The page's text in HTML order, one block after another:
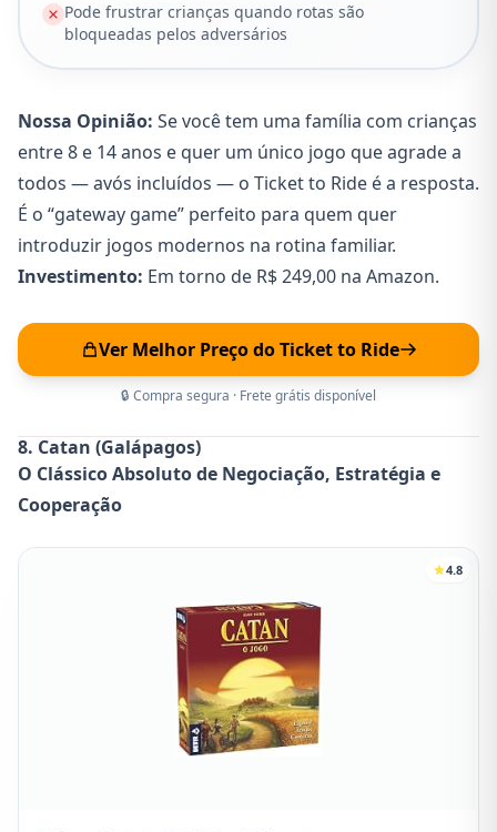
Pode frustrar crianças quando rotas são
bloqueadas pelos adversários
Nossa Opinião: Se você tem uma família com crianças
entre 8 e 14 anos e quer um único jogo que agrade a
todos — avós incluídos — o Ticket to Ride é a resposta.
É o “gateway game” perfeito para quem quer
introduzir jogos modernos na rotina familiar.
Investimento: Em torno de R$ 249,00 na Amazon.
Ver Melhor Preço do Ticket to Ride
🔒 Compra segura · Frete grátis disponível
8. Catan (Galápagos)
O Clássico Absoluto de Negociação, Estratégia e
Cooperação
4.8